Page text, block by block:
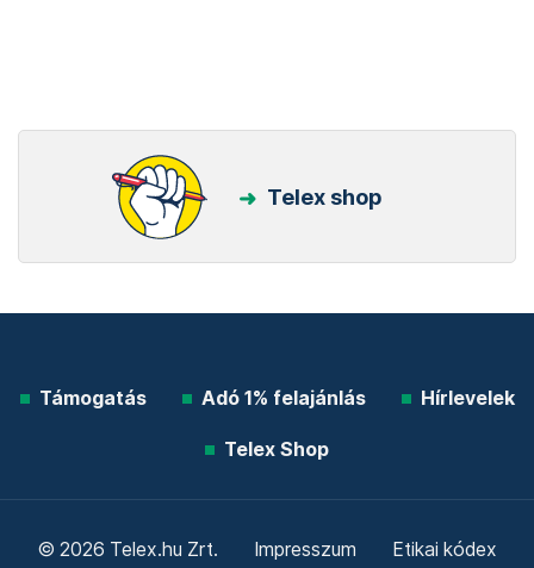
Telex shop
Támogatás Adó 1% felajánlás Hírlevelek
Telex Shop
© 2026 Telex.hu Zrt. Impresszum Etikai kódex